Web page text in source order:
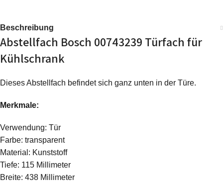
Beschreibung
Abstellfach Bosch 00743239 Türfach für
Kühlschrank
Dieses Abstellfach befindet sich ganz unten in der Türe.
Merkmale:
Verwendung: Tür
Farbe: transparent
Material: Kunststoff
Tiefe: 115 Millimeter
Breite: 438 Millimeter